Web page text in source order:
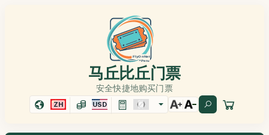
马丘比丘门票
安全快捷地购买门票
ZH USD